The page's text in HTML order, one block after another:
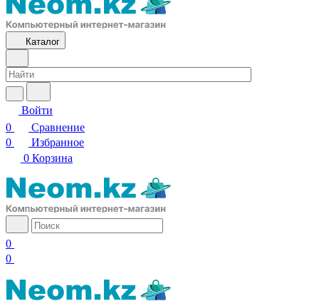
Каталог
Войти
0
Сравнение
0
Избранное
0 Корзина
0
0